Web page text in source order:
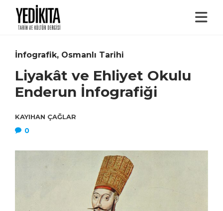
İnfografik, Osmanlı Tarihi
Liyakât ve Ehliyet Okulu
Enderun İnfografiği
KAYIHAN ÇAĞLAR
0